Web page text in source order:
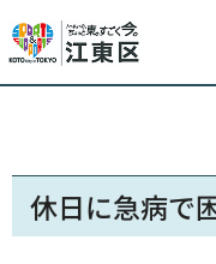
休日に急病で